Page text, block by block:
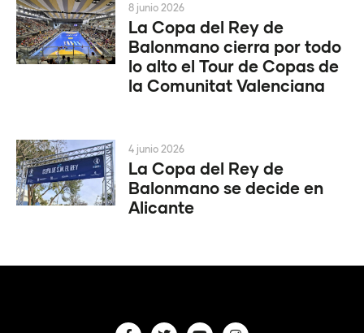
La Copa del Rey de
Balonmano cierra por todo
lo alto el Tour de Copas de
la Comunitat Valenciana
8 junio 2026
La Copa del Rey de
Balonmano se decide en
Alicante
4 junio 2026